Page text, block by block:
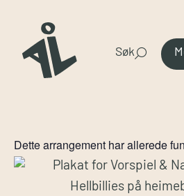
Søk
Dette arrangement har allerede